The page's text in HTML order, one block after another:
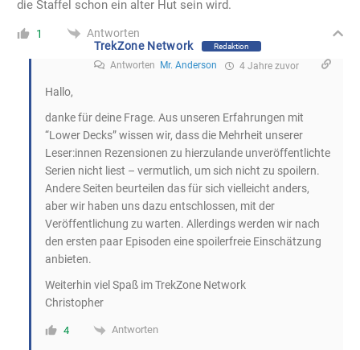
die Staffel schon ein alter Hut sein wird.
1
Antworten
TrekZone Network
Redaktion
Antworten Mr. Anderson 4 Jahre zuvor
Hallo,
danke für deine Frage. Aus unseren Erfahrungen mit
“Lower Decks” wissen wir, dass die Mehrheit unserer
Leser:innen Rezensionen zu hierzulande unveröffentlichte
Serien nicht liest – vermutlich, um sich nicht zu spoilern.
Andere Seiten beurteilen das für sich vielleicht anders,
aber wir haben uns dazu entschlossen, mit der
Veröffentlichung zu warten. Allerdings werden wir nach
den ersten paar Episoden eine spoilerfreie Einschätzung
anbieten.
Weiterhin viel Spaß im TrekZone Network
Christopher
4 Antworten